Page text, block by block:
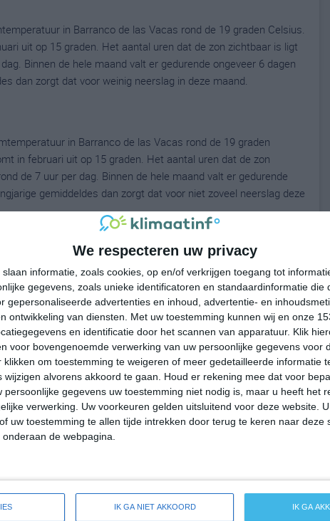
We respecteren uw privacy
slaan informatie, zoals cookies, op en/of verkrijgen toegang tot
gegevens, zoals unieke identificatoren en standaardinformatie die
gepersonaliseerde advertenties en inhoud, advertentie- en
ontwikkeling van diensten.
Met uw toestemming kunnen wij en onze
en identificatie door het scannen van apparatuur. Klik
voor bovengenoemde verwerking van uw persoonlijke gegevens voor
klikken om toestemming te weigeren of meer gedetailleerde informatie
alvorens akkoord te gaan.
Houd er rekening mee dat voor
persoonlijke gegevens uw toestemming niet nodig is, maar u heeft het
verwerking. Uw voorkeuren gelden uitsluitend voor deze website.
uw toestemming te allen tijde intrekken door terug te keren naar deze
de webpagina.
IK GA NIET AKKOORD IK GA
in Barranco de las Vacas rond de 19 graden Celsius.
uit op 15 graden. Het aantal uren dat de zon zichtbaar is ligt
Binnen de hele maand valt er gedurende ongeveer 6 dagen
dan zorgt dat voor weinig neerslag in deze maand.
in Barranco de las Vacas rond de 19 graden
in februari uit op 15 graden. Het aantal uren dat de zon
de 7 uur per dag. Binnen de hele maand valt er gedurende
gemiddeldes dan zorgt dat voor niet zoveel neerslag deze
in Barranco de las Vacas rond de 20 graden Celsius.
uit op 15 graden. Het aantal uren dat de zon zichtbaar is ligt
Binnen de hele maand valt er gedurende ongeveer 5 dagen
dan zorgt dat voor weinig neerslag in deze maand.
in Barranco de las Vacas rond de 20 graden Celsius.
uit op 16 graden. Het aantal uren dat de zon zichtbaar is ligt in
de hele maand valt er gedurende ongeveer 3 dagen
dan zorgt dat voor weinig neerslag in deze maand.
in Barranco de las Vacas rond de 22 graden Celsius.
op 17 graden. Het aantal uren dat de zon zichtbaar is ligt in